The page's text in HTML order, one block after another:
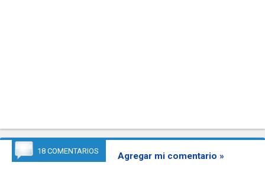
18 COMENTARIOS Agregar mi comentario »